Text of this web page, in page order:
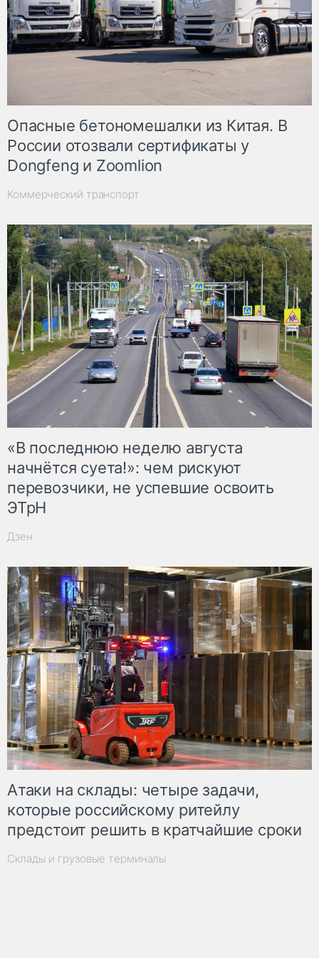
Опасные бетономешалки из Китая. В
России отозвали сертификаты у
Dongfeng и Zoomlion
Коммерческий транспорт
«В последнюю неделю августа
начнётся суета!»: чем рискуют
перевозчики, не успевшие освоить
ЭТрН
Дзен
Атаки на склады: четыре задачи,
которые российскому ритейлу
предстоит решить в кратчайшие сроки
Склады и грузовые терминалы